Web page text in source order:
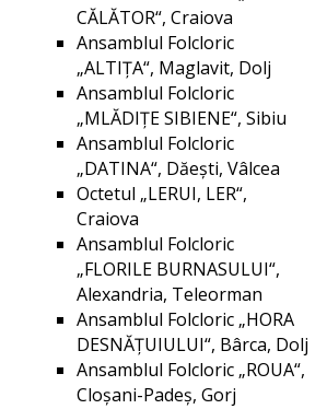
CĂLĂTOR“, Craiova
Ansamblul Folcloric
„ALTIŢA“, Maglavit, Dolj
Ansamblul Folcloric
„MLĂDIŢE SIBIENE“, Sibiu
Ansamblul Folcloric
„DATINA“, Dăeşti, Vâlcea
Octetul „LERUI, LER“,
Craiova
Ansamblul Folcloric
„FLORILE BURNASULUI“,
Alexandria, Teleorman
Ansamblul Folcloric „HORA
DESNĂŢUIULUI“, Bârca, Dolj
Ansamblul Folcloric „ROUA“,
Cloşani-Padeş, Gorj